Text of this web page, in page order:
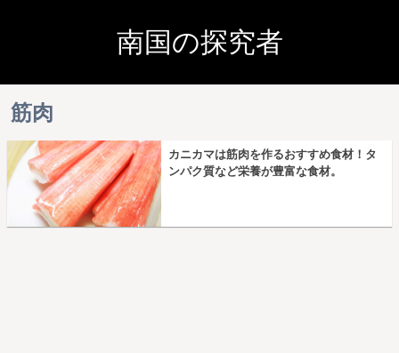
南国の探究者
筋肉
カニカマは筋肉を作るおすすめ食材！タ
ンパク質など栄養が豊富な食材。